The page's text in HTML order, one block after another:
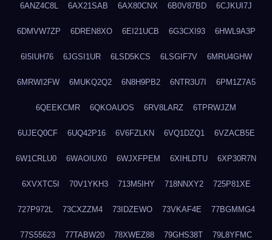
6ANZ4C8L 6AX21SAB 6AX80CNX 6B0V87BD 6CJKUI7J
6DMVW7ZP 6DREN8XO 6EI21UCB 6G3CXI93 6HWL9A3P
6I5IUH76 6JGSI1UR 6LSD5KCS 6LSGIF7V 6MRU4GHW
6MRWI2FW 6MUKQ2Q2 6N8H9PB2 6NTR3U7I 6PM1Z7A5
6QEEKCMR 6QKOAUOS 6RV8LARZ 6TPRWJZM
6UJEQ0CF 6UQ42P16 6V6FZLKN 6VQ1DZQ1 6VZACB5E
6W1CRLU0 6WAOIUX0 6WJXFPEM 6XIHLDTU 6XP30R7N
6XVXTC5I 70V1YKH3 713M5IHY 718NNXY2 725P81XE
727P972L 73CXZZM4 73IDZEWO 73VKAF4E 77BGMMG4
77S55623 77TABW20 78XWEZ88 79GHS38T 79L8YFMC